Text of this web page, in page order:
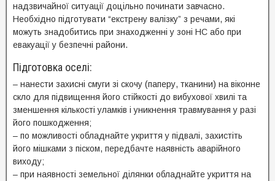
надзвичайної ситуації доцільно починати завчасно.
Необхідно підготувати “екстрену валізку” з речами, які
можуть знадобитись при знаходженні у зоні НС або при
евакуації у безпечні райони.
Підготовка оселі:
– нанести захисні смуги зі скочу (паперу, тканини) на віконне
скло для підвищення його стійкості до вибухової хвилі та
зменшення кількості уламків і уникнення травмування у разі
його пошкодження;
– по можливості обладнайте укриття у підвалі, захистіть
його мішками з піском, передбачте наявність аварійного
виходу;
– при наявності земельної ділянки обладнайте укриття на